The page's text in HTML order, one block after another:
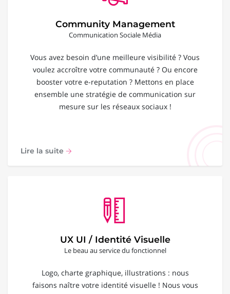
Community Management
Communication Sociale Média
Vous avez besoin d’une meilleure visibilité ? Vous
voulez accroître votre communauté ? Ou encore
booster votre e-reputation ? Mettons en place
ensemble une stratégie de communication sur
mesure sur les réseaux sociaux !
Lire la suite
UX UI / Identité Visuelle
Le beau au service du fonctionnel
Logo, charte graphique, illustrations : nous
faisons naître votre identité visuelle ! Nous vous